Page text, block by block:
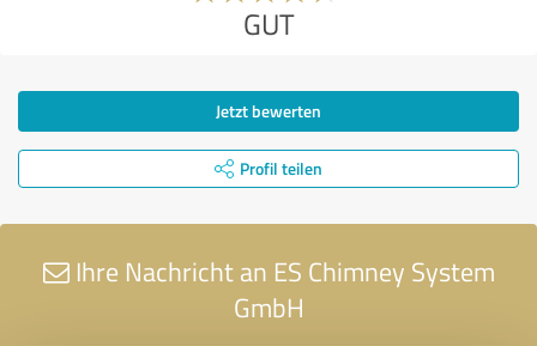
GUT
Jetzt bewerten
Profil teilen
Ihre Nachricht an ES Chimney System
GmbH